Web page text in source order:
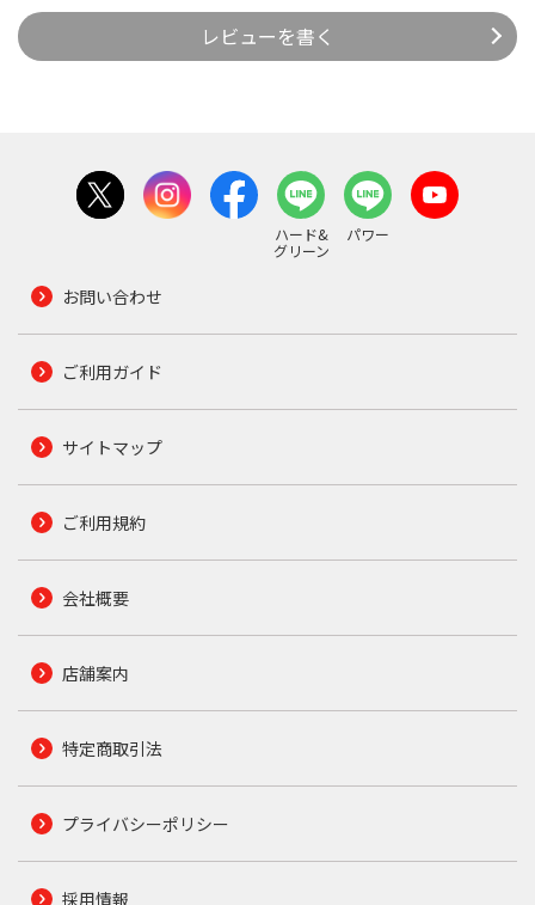
レビューを書く
ハード&
グリーン
パワー
お問い合わせ
ご利用ガイド
サイトマップ
ご利用規約
会社概要
店舗案内
特定商取引法
プライバシーポリシー
採用情報